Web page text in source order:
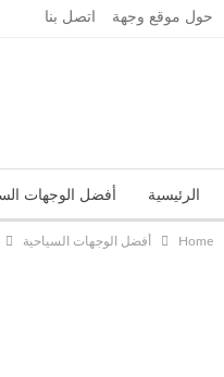
حول موقع وجهة اتصل بنا
الرئيسية أفضل الوجهات
Home أفضل الوجهات السياحية